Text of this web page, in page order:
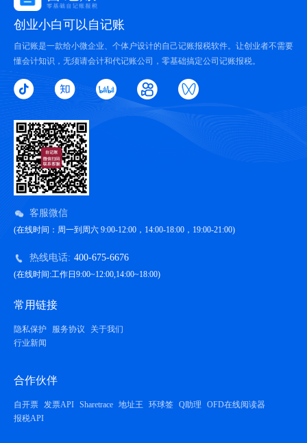
创业小白可以自记账
自记账是一款给小微企业、个体户设计的自己记账报税软件。让创业者不需要
懂会计知识，无须请会计和代记账公司，零基础搞定公司记账报税。
客服微信
(在线时间：周一到周六 9:00-12:00，14:00-18:00，19:00-21:00)
热线电话: 400-675-6676
(在线时间:工作日9:00~12:00,14:00~18:00)
常用链接
隐私保护 服务协议
关于我们
行业新闻
合作伙伴
自开票 发票API Sharetrace 地址王 环球签 Q助理
OFD在线阅读器
报税API